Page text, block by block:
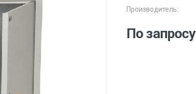
Производитель:
По запросу